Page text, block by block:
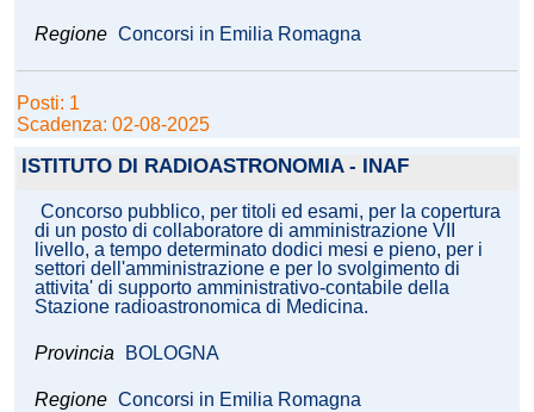
Regione Concorsi in Emilia Romagna
Posti: 1
Scadenza: 02-08-2025
ISTITUTO DI RADIOASTRONOMIA - INAF
Concorso pubblico, per titoli ed esami, per la copertura
di un posto di collaboratore di amministrazione VII
livello, a tempo determinato dodici mesi e pieno, per i
settori dell'amministrazione e per lo svolgimento di
attivita' di supporto amministrativo-contabile della
Stazione radioastronomica di Medicina.
Provincia BOLOGNA
Regione Concorsi in Emilia Romagna